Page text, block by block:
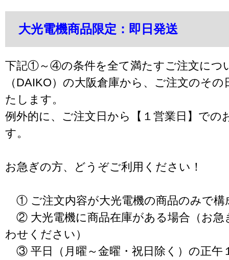
大光電機商品限定：即日発送
下記①～④の条件を全て満たすご注文につ
（DAIKO）の大阪倉庫から、ご注文のそ
たします。
例外的に、ご注文日から【１営業日】での
す。
お急ぎの方、どうぞご利用ください！
① ご注文内容が大光電機の商品のみで構
② 大光電機に商品在庫がある場合（お急
わせください）
③ 平日（月曜～金曜・祝日除く）の正午